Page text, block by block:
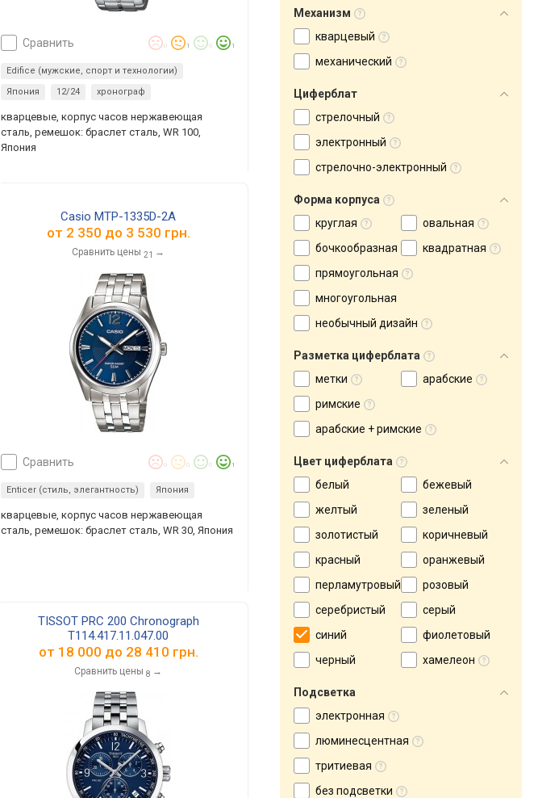
сравнить 1 1
Edifice (мужские, спорт и технологии)
Япония
12/24 хронограф
кварцевые, корпус часов нержавеющая
сталь, ремешок: браслет сталь, WR 100,
Япония
Casio MTP-1335D-2A
от 2 350 до 3 530 грн.
Сравнить цены 21 →
сравнить 1
Enticer (стиль, элегантность) Япония
кварцевые, корпус часов нержавеющая
сталь, ремешок: браслет сталь, WR 30, Япония
TISSOT PRC 200 Chronograph
T114.417.11.047.00
от 18 000 до 28 410 грн.
Сравнить цены 8 →
Механизм
кварцевый
механический
Циферблат
стрелочный
электронный
стрелочно-электронный
Форма корпуса
круглая
овальная
бочкообразная
квадратная
прямоугольная
многоугольная
необычный дизайн
Разметка циферблата
метки
арабские
римские
арабские + римские
Цвет циферблата
белый
бежевый
желтый
зеленый
золотистый
коричневый
красный
оранжевый
перламутровый
розовый
серебристый
серый
синий
фиолетовый
черный
хамелеон
Подсветка
электронная
люминесцентная
тритиевая
без подсветки